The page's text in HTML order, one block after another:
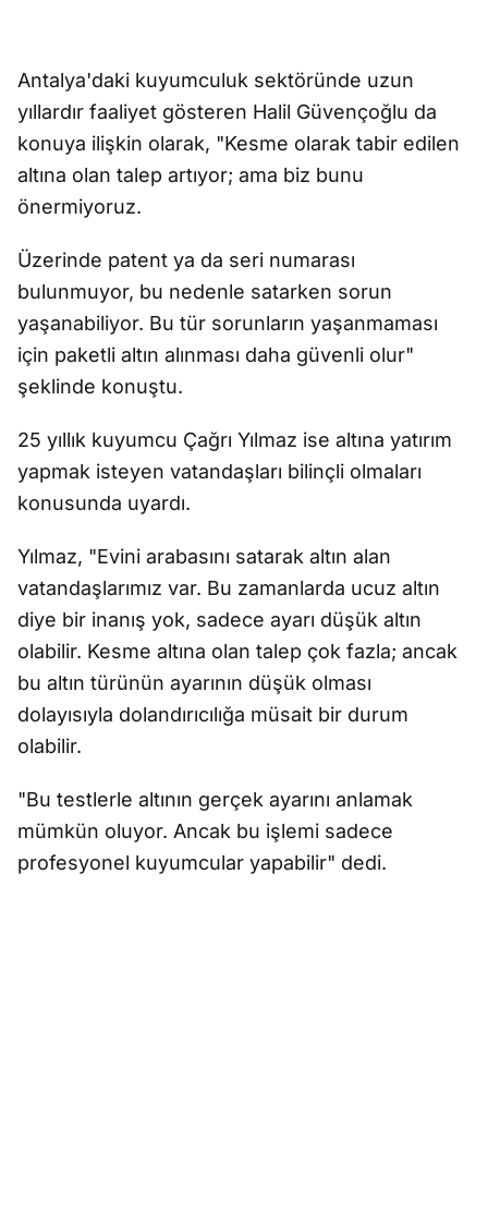
Antalya'daki kuyumculuk sektöründe uzun
yıllardır faaliyet gösteren Halil Güvençoğlu da
konuya ilişkin olarak, "Kesme olarak tabir edilen
altına olan talep artıyor; ama biz bunu
önermiyoruz.
Üzerinde patent ya da seri numarası
bulunmuyor, bu nedenle satarken sorun
yaşanabiliyor. Bu tür sorunların yaşanmaması
için paketli altın alınması daha güvenli olur"
şeklinde konuştu.
25 yıllık kuyumcu Çağrı Yılmaz ise altına yatırım
yapmak isteyen vatandaşları bilinçli olmaları
konusunda uyardı.
Yılmaz, "Evini arabasını satarak altın alan
vatandaşlarımız var. Bu zamanlarda ucuz altın
diye bir inanış yok, sadece ayarı düşük altın
olabilir. Kesme altına olan talep çok fazla; ancak
bu altın türünün ayarının düşük olması
dolayısıyla dolandırıcılığa müsait bir durum
olabilir.
"Bu testlerle altının gerçek ayarını anlamak
mümkün oluyor. Ancak bu işlemi sadece
profesyonel kuyumcular yapabilir" dedi.